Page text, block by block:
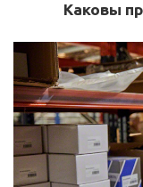
Каковы